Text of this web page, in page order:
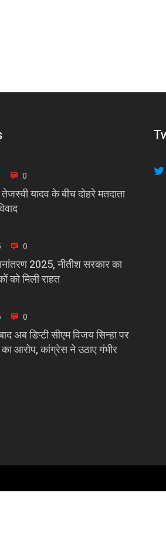
0
यादव के बीच दोहरे मतदाता
0
2025, नीतीश सरकार का
को मिली राहत
0
अब डिप्टी सीएम विजय सिन्हा पर
आरोप, कांग्रेस ने उठाए गंभीर